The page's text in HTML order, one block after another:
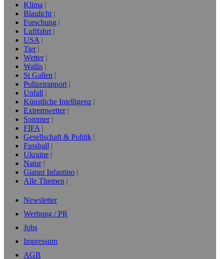
Klima
Blaulicht
Forschung
Luftfahrt
USA
Tier
Wetter
Wallis
St Gallen
Polizeirapport
Unfall
Künstliche Intelligenz
Extremwetter
Sommer
FIFA
Gesellschaft & Politik
Fussball
Ukraine
Natur
Gianni Infantino
Alle Themen
Newsletter
Werbung / PR
Jobs
Impressum
AGB